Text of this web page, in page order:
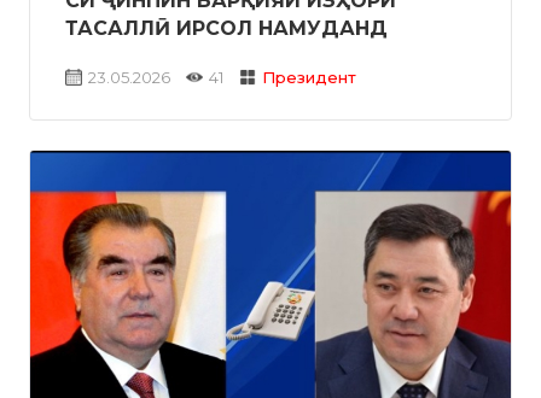
23.05.2026 41 Президент
ТАСАЛЛӢ ИРСОЛ НАМУДАНД